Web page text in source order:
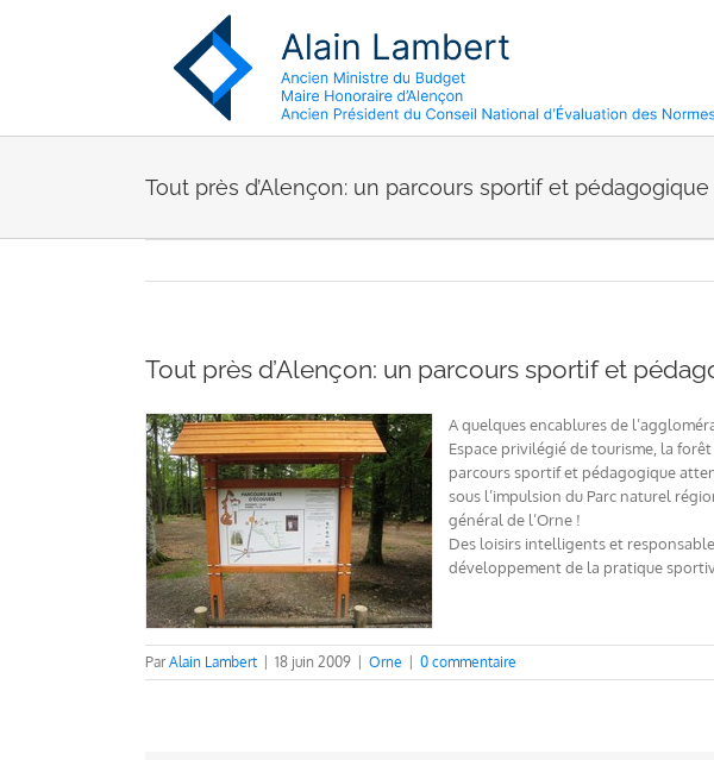
Tout près d’Alençon: un parcours sportif et pédagogique
Tout près d’Alençon: un parcours sportif et
A quelques encablures de
Espace privilégié de tourisme, la
parcours sportif et pédagogique
sous l’impulsion du Parc naturel
général de l’Orne !
Des loisirs intelligents et
développement de la pratique
ParAlain Lambert 18 juin 2009 Orne 0 commentaire